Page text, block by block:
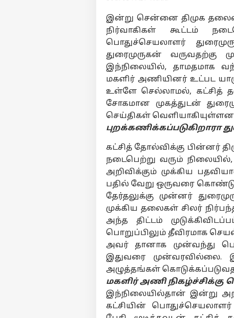
இன்று சென்னை திமுக
நிர்வாகிகள் கூட்டம்
பொதுச்செயலாளர்
துரைமுருகன் வருவதற்கு
இந்நிலையில், தாமதமாக
மகளிர் அணியினர் உட்பட
உள்ளே செல்லாமல், கட்சித்
சோகமான முகத்துடன்
செய்திகள்
புறக்கணிக்கப்படுகிறாரா
கட்சித் தோல்விக்கு பின்னர்
நடைபெற்று வரும்
அறிவிக்கும் முக்கிய
பதில் வேறு ஒருவரை
தேர்தலுக்கு முன்னர்
முக்கிய தலைகள் சிலர்
அந்த திட்டம்
பொறுப்பிலும் தீவிரமாக
அவர் தானாக முன்வந்து
இதுவரை முன்வரவில்லை.
அழுத்தங்கள்
மகளிர் அணி நிகழ்ச்சிக்கு
இந்நிலையில்தான் இன்று
கட்சியின்